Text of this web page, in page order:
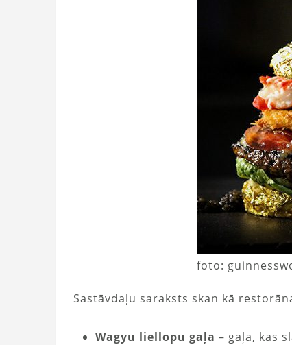
foto:
Sastāvdaļu saraksts skan kā
Wagyu liellopu gaļa – gaļa, kas